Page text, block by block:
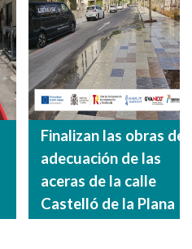
Finalizan las obras de
adecuación de las
aceras de la calle
Castelló de la Plana